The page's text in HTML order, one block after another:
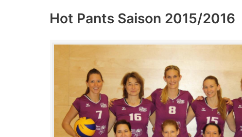
Hot Pants Saison 2015/2016